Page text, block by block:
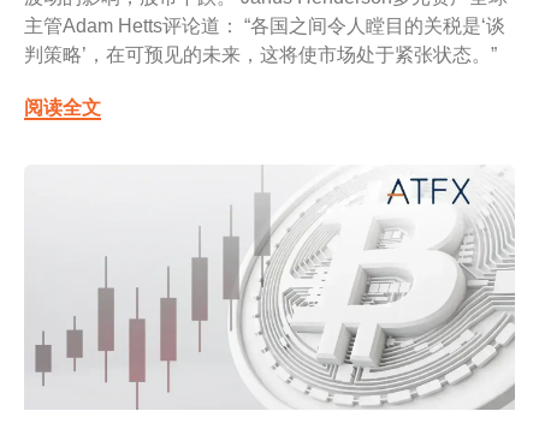
主管Adam Hetts评论道： “各国之间令人瞠目的关税是‘谈
判策略’，在可预见的未来，这将使市场处于紧张状态。”
阅读全文